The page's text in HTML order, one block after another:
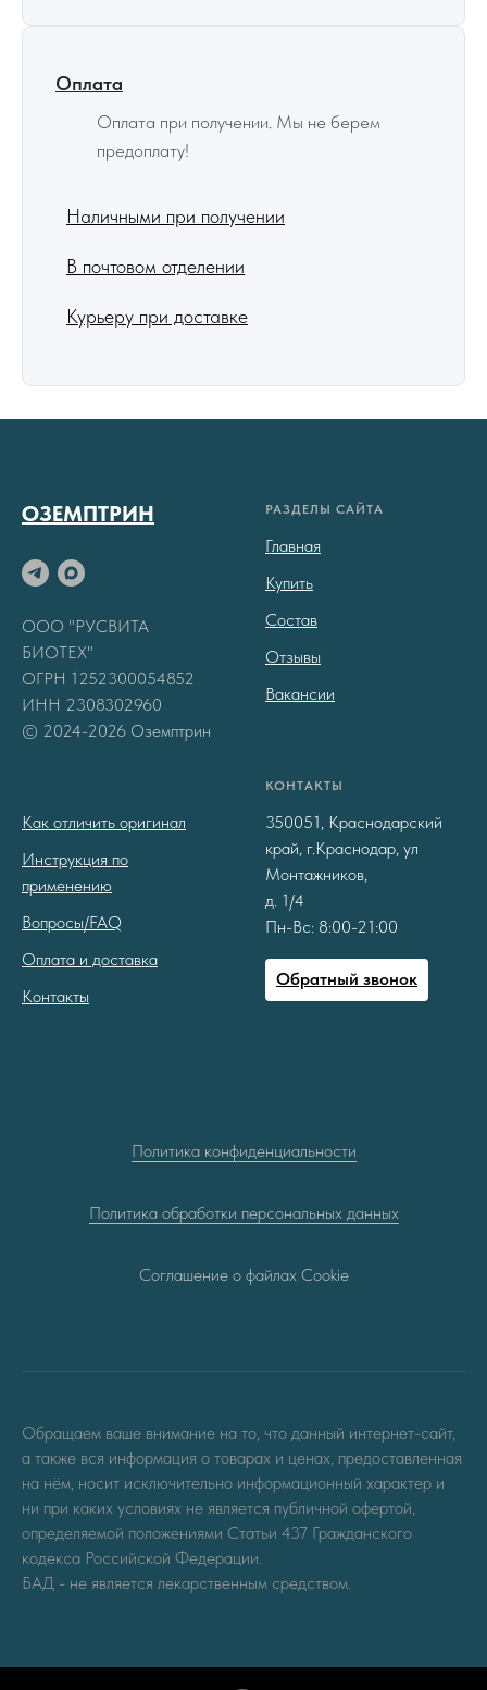
Оплата
Оплата при получении. Мы не берем
предоплату!
Наличными при получении
В почтовом отделении
Курьеру при доставке
ОЗЕМПТРИН
ООО "РУСВИТА
БИОТЕХ"
ОГРН 1252300054852
ИНН 2308302960
© 2024-2026 Оземптрин
РАЗДЕЛЫ САЙТА
Главная
Купить
Состав
Отзывы
Вакансии
Как отличить оригинал
Инструкция по
применению
Вопросы/FAQ
Оплата и доставка
Контакты
КОНТАКТЫ
350051, Краснодарский
край, г.Краснодар, ул
Монтажников,
д. 1/4
Пн-Вс: 8:00-21:00
Обратный звонок
Политика конфиденциальности
Политика обработки персональных данных
Соглашение о файлах Cookie
Обращаем ваше внимание на то, что данный интернет-сайт,
а также вся информация о товарах и ценах, предоставленная
на нём, носит исключительно информационный характер и
ни при каких условиях не является публичной офертой,
определяемой положениями Статьи 437 Гражданского
кодекса Российской Федерации.
БАД - не является лекарственным средством.